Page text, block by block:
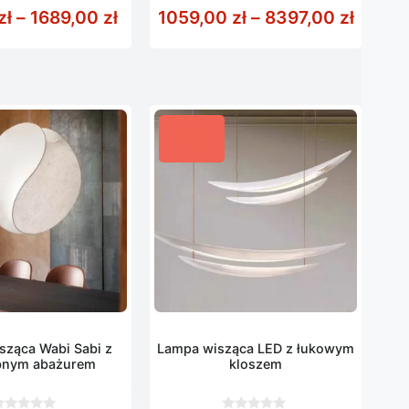
1747,00 zł do 2629,00 zł
– 1689,00 złZakres cen: od 789,00 zł do
5
1059,00 zł – 8397,00 zł
Wabi Sabi z
abażurem
Lampa wisząca LED z łukowym
kloszem